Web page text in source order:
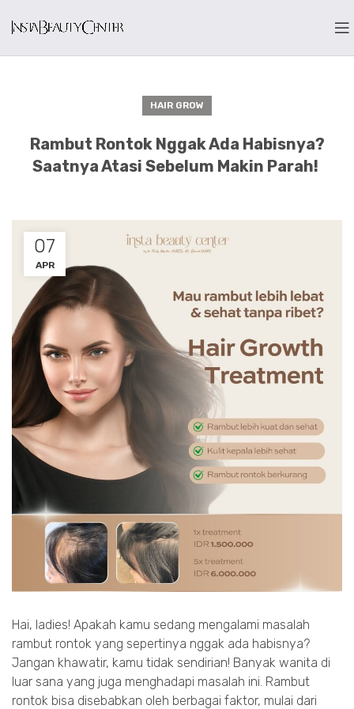
HAIR GROW
Rambut Rontok Nggak Ada Habisnya?
Saatnya Atasi Sebelum Makin Parah!
07
APR
Hai, ladies! Apakah kamu sedang mengalami masalah
rambut rontok yang sepertinya nggak ada habisnya?
Jangan khawatir, kamu tidak sendirian! Banyak wanita di
luar sana yang juga menghadapi masalah ini. Rambut
rontok bisa disebabkan oleh berbagai faktor, mulai dari